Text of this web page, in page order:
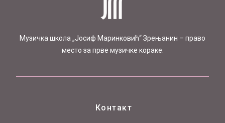
Mузичка школа „Јосиф Маринковић“ Зрењанин – право
место за прве музичке кораке.
Контакт